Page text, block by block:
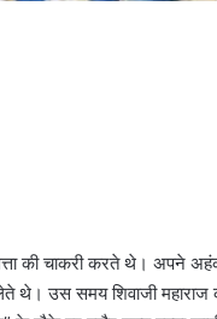
की चाकरी करते थे। अपने
थे। उस समय शिवाजी